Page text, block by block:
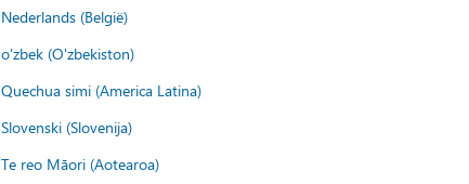
Nederlands (België)
o'zbek (O'zbekiston)
Quechua simi (America Latina)
Slovenski (Slovenija)
Te reo Māori (Aotearoa)